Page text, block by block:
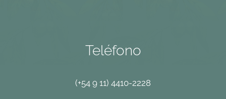
Teléfono
(+54 9 11) 4410-2228